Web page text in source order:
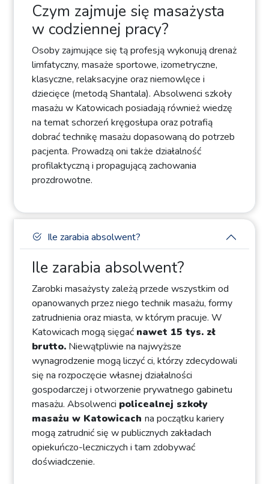
Czym zajmuje się masażysta
w codziennej pracy?
Osoby zajmujące się tą profesją wykonują drenaż
limfatyczny, masaże sportowe, izometryczne,
klasyczne, relaksacyjne oraz niemowlęce i
dziecięce (metodą Shantala). Absolwenci szkoły
masażu w Katowicach posiadają również wiedzę
na temat schorzeń kręgosłupa oraz potrafią
dobrać technikę masażu dopasowaną do potrzeb
pacjenta. Prowadzą oni także działalność
profilaktyczną i propagującą zachowania
prozdrowotne.
Ile zarabia absolwent?
Ile zarabia absolwent?
Zarobki masażysty zależą przede wszystkim od
opanowanych przez niego technik masażu, formy
zatrudnienia oraz miasta, w którym pracuje. W
Katowicach mogą sięgać nawet 15 tys. zł
brutto. Niewątpliwie na najwyższe
wynagrodzenie mogą liczyć ci, którzy zdecydowali
się na rozpoczęcie własnej działalności
gospodarczej i otworzenie prywatnego gabinetu
masażu. Absolwenci policealnej szkoły
masażu w Katowicach na początku kariery
mogą zatrudnić się w publicznych zakładach
opiekuńczo-leczniczych i tam zdobywać
doświadczenie.